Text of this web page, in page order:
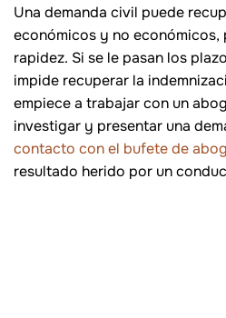
Una demanda civil puede
económicos y no
rapidez. Si se le pasan los
impide recuperar la
empiece a trabajar con un
investigar y presentar una
contacto con el bufete de
resultado herido por un